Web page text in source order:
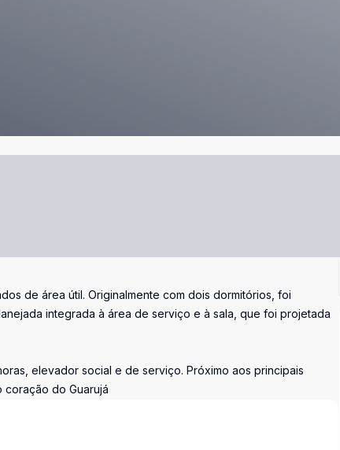
de área útil. Originalmente com dois dormitórios, foi
integrada à área de serviço e à sala, que foi projetada
elevador social e de serviço. Próximo aos principais
do Guarujá